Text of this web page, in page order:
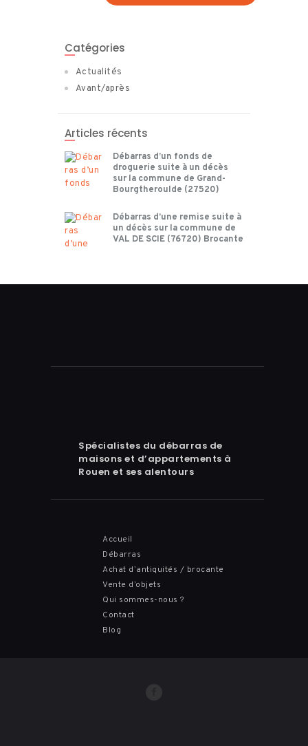
Catégories
Actualités
Avant/après
Articles récents
Débarras d’un fonds de
droguerie suite à un décès
sur la commune de Grand-
Bourgtheroulde (27520)
Débarras d’une remise suite à
un décès sur la commune de
VAL DE SCIE (76720) Brocante
Spécialistes du débarras de
maisons et d’appartements à
Rouen et ses alentours
Accueil
Débarras
Achat d’antiquités / brocante
Vente d’objets
Qui sommes-nous ?
Contact
Blog